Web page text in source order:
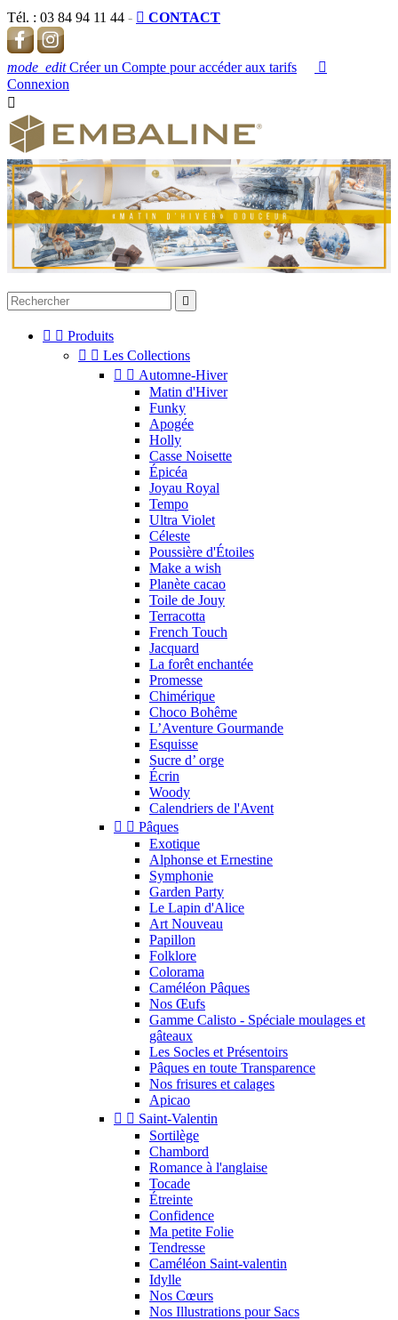
Tél. : 03 84 94 11 44 -  CONTACT
mode_edit Créer un Compte pour accéder aux tarifs

Connexion


  Produits
  Les Collections
  Automne-Hiver
Matin d'Hiver
Funky
Apogée
Holly
Casse Noisette
Épicéa
Joyau Royal
Tempo
Ultra Violet
Céleste
Poussière d'Étoiles
Make a wish
Planète cacao
Toile de Jouy
Terracotta
French Touch
Jacquard
La forêt enchantée
Promesse
Chimérique
Choco Bohême
L’Aventure Gourmande
Esquisse
Sucre d’ orge
Écrin
Woody
Calendriers de l'Avent
  Pâques
Exotique
Alphonse et Ernestine
Symphonie
Garden Party
Le Lapin d'Alice
Art Nouveau
Papillon
Folklore
Colorama
Caméléon Pâques
Nos Œufs
Gamme Calisto - Spéciale moulages et
gâteaux
Les Socles et Présentoirs
Pâques en toute Transparence
Nos frisures et calages
Apicao
  Saint-Valentin
Sortilège
Chambord
Romance à l'anglaise
Tocade
Étreinte
Confidence
Ma petite Folie
Tendresse
Caméléon Saint-valentin
Idylle
Nos Cœurs
Nos Illustrations pour Sacs